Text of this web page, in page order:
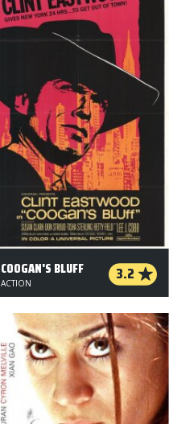
COOGAN'S BLUFF 3.2
ACTION